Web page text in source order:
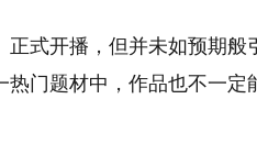
式开播，但并未如预期般
门题材中，作品也不一定